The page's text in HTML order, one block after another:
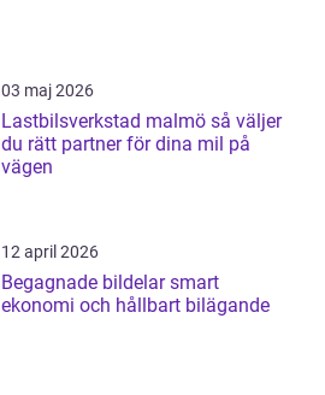
03 maj 2026
Lastbilsverkstad malmö så väljer
du rätt partner för dina mil på
vägen
12 april 2026
Begagnade bildelar smart
ekonomi och hållbart bilägande